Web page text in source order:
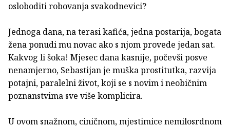
osloboditi robovanja svakodnevici?
Jednoga dana, na terasi kafića, jedna postarija, bogata
žena ponudi mu novac ako s njom provede jedan sat.
Kakvog li šoka! Mjesec dana kasnije, počevši posve
nenamjerno, Sebastijan je muška prostitutka, razvija
potajni, paralelni život, koji se s novim i neobičnim
poznanstvima sve više komplicira.
U ovom snažnom, ciničnom, mjestimice nemilosrdnom